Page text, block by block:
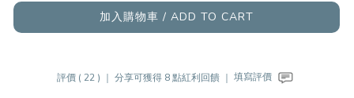
加入購物車 / ADD TO CART
評價 ( 22 ) ｜分享可獲得 8 點紅利回饋 ｜填寫評價